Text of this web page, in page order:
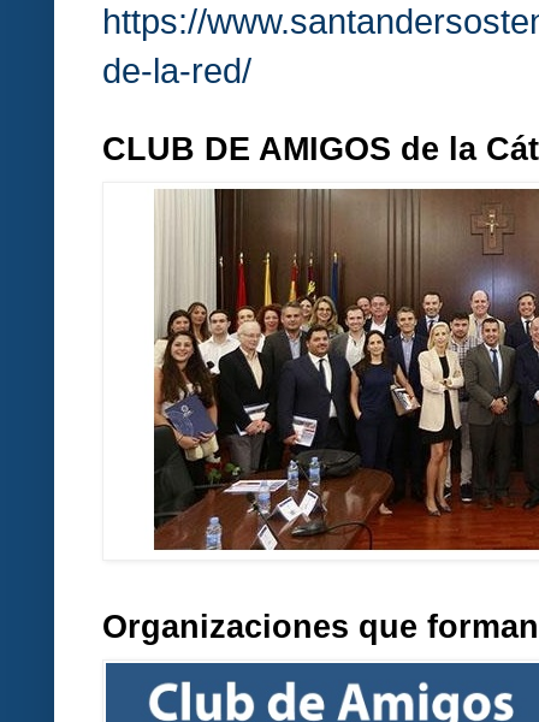
https://
de-la-red/
CLUB DE AMIGOS de la
Organizaciones que